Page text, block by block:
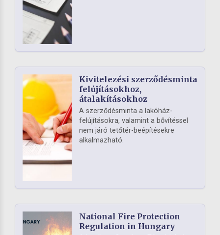
Kivitelezési szerződésminta
felújításokhoz,
átalakításokhoz
A szerződésminta a lakóház-
felújításokra, valamint a bővítéssel
nem járó tetőtér-beépítésekre
alkalmazható.
National Fire Protection
Regulation in Hungary